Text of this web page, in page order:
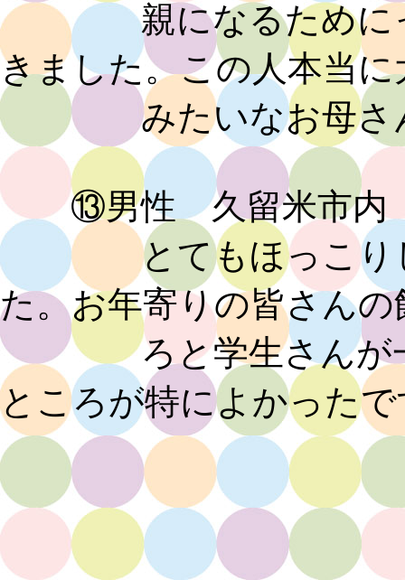
親になるためにって
きました。この人本当に
みたいなお母さん
⑬男性 久留米市内
とてもほっこりした
た。お年寄りの皆さん
ろと学生さんが一生
ところが特によかったで